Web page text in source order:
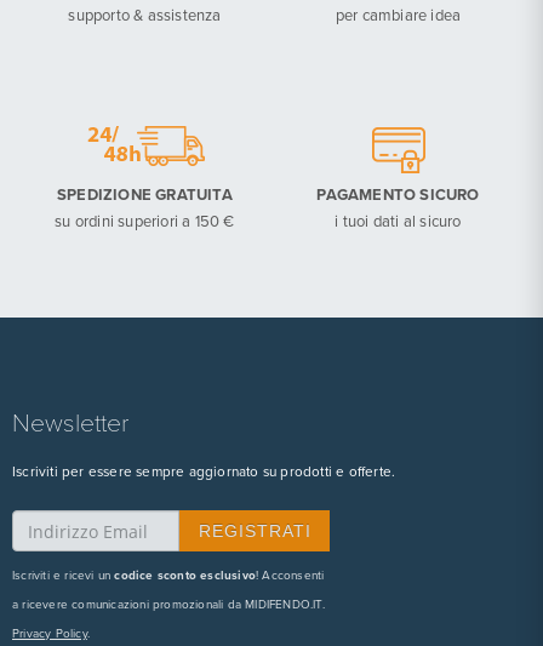
supporto & assistenza
per cambiare idea
SPEDIZIONE GRATUITA
su ordini superiori a 150 €
PAGAMENTO SICURO
i tuoi dati al sicuro
Newsletter
Iscriviti per essere sempre aggiornato su prodotti e offerte.
Iscriviti e ricevi uncodice sconto esclusivo! Acconsenti
a ricevere comunicazioni promozionali da MIDIFENDO.IT.
Privacy Policy.